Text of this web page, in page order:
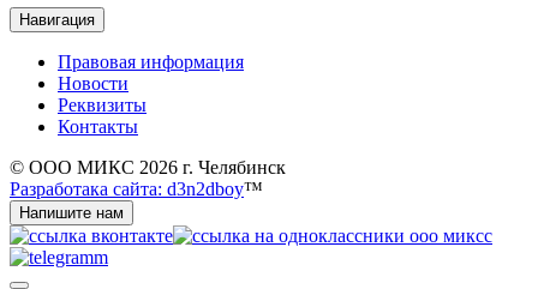
Навигация
Правовая информация
Новости
Реквизиты
Контакты
© ООО МИКС 2026 г. Челябинск
Разработака сайта: d3n2dboy™
Напишите нам